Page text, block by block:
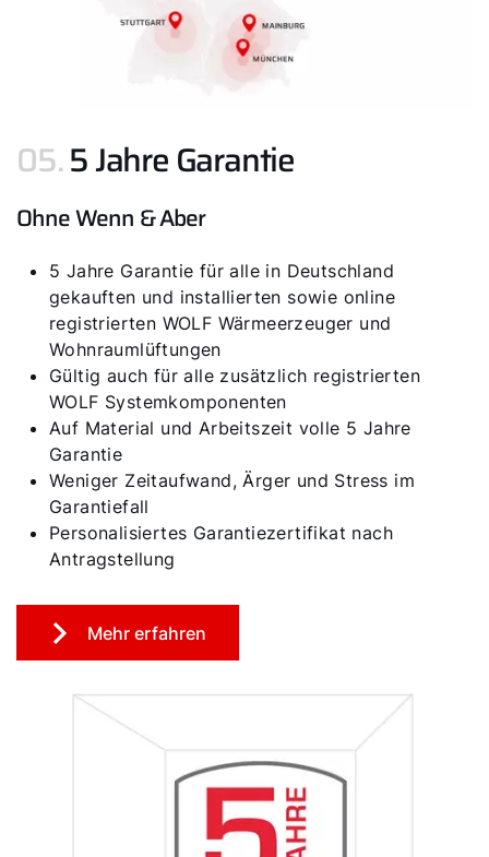
05.5 Jahre Garantie
Ohne Wenn & Aber
5 Jahre Garantie für alle in Deutschland
gekauften und installierten sowie online
registrierten WOLF Wärmeerzeuger und
Wohnraumlüftungen
Gültig auch für alle zusätzlich registrierten
WOLF Systemkomponenten
Auf Material und Arbeitszeit volle 5 Jahre
Garantie
Weniger Zeitaufwand, Ärger und Stress im
Garantiefall
Personalisiertes Garantiezertifikat nach
Antragstellung
Mehr erfahren